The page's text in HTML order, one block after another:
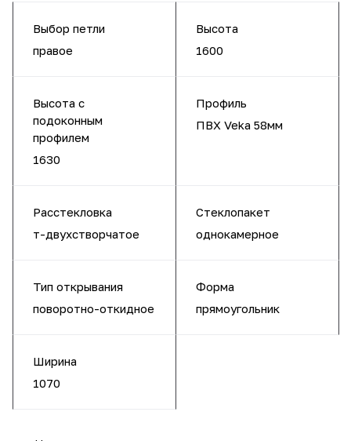
Выбор петли
правое
Высота
1600
Высота с
подоконным
профилем
1630
Профиль
ПВХ Veka 58мм
Расстекловка
т-двухстворчатое
Стеклопакет
однокамерное
Тип открывания
поворотно-откидное
Форма
прямоугольник
Ширина
1070